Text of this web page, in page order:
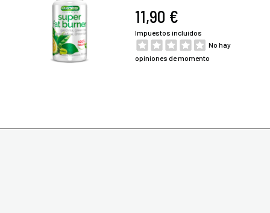
11,90 €
Impuestos incluidos
No hay
opiniones de momento